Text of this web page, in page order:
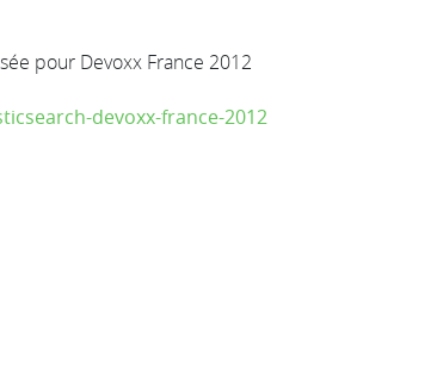
pour Devoxx France 2012
devoxx-france-2012